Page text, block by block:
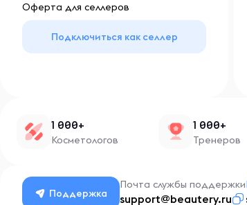
Оферта для селлеров
Подключиться как селлер
1 000+
Косметологов
1 000+
Тренеров
Поддержка
Почта службы поддержки
support@beautery.ru